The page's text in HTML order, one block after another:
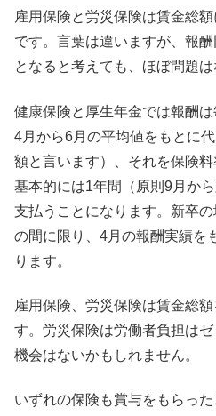
雇用保険と労災保険は賃金総
です。言葉は違いますが、報
となると考えても、ほぼ問題は
健康保険と厚生年金では報酬は
4月から6月の平均値をもとに
額と言います）、それを保険料
基本的には1年間（原則9月か
支払うことになります。新卒
の間に限り、4月の報酬実績を
ります。
雇用保険、労災保険は賃金総
す。労災保険は労働者負担は
機会はないかもしれません。
いずれの保険も賞与をもらっ